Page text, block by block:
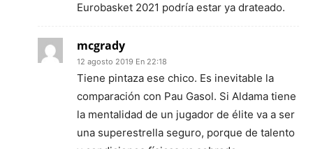
Eurobasket 2021 podría estar ya drateado.
mcgrady
12 agosto 2019 En 22:18
Tiene pintaza ese chico. Es inevitable la
comparación con Pau Gasol. Si Aldama tiene
la mentalidad de un jugador de élite va a ser
una superestrella seguro, porque de talento